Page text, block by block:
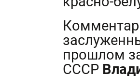
прошлом
СССР